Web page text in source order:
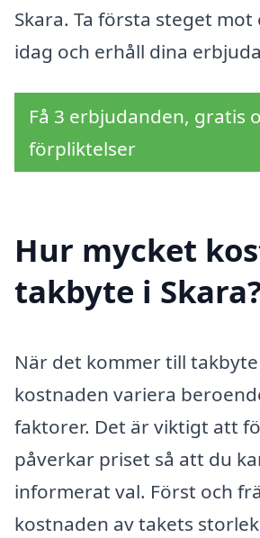
Skara. Ta första steget
idag och erhåll dina
Få 3 erbjudanden, gratis
förpliktelser
Hur mycket
takbyte i
När det kommer till takbyte
kostnaden variera
faktorer. Det är viktigt att
påverkar priset så att du
informerat val. Först och
kostnaden av takets